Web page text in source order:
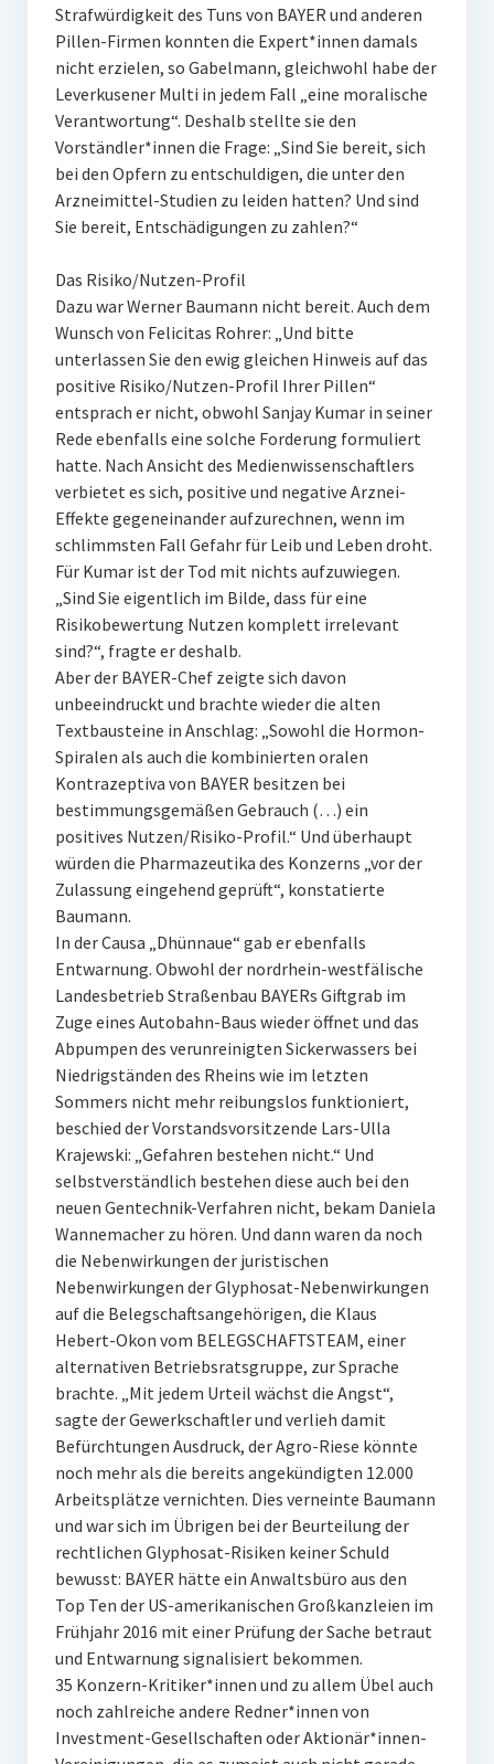
Strafwürdigkeit des Tuns von BAYER und anderen
Pillen-Firmen konnten die Expert*innen damals
nicht erzielen, so Gabelmann, gleichwohl habe der
Leverkusener Multi in jedem Fall „eine moralische
Verantwortung“. Deshalb stellte sie den
Vorständler*innen die Frage: „Sind Sie bereit, sich
bei den Opfern zu entschuldigen, die unter den
Arzneimittel-Studien zu leiden hatten? Und sind
Sie bereit, Entschädigungen zu zahlen?“
Das Risiko/Nutzen-Profil
Dazu war Werner Baumann nicht bereit. Auch dem
Wunsch von Felicitas Rohrer: „Und bitte
unterlassen Sie den ewig gleichen Hinweis auf das
positive Risiko/Nutzen-Profil Ihrer Pillen“
entsprach er nicht, obwohl Sanjay Kumar in seiner
Rede ebenfalls eine solche Forderung formuliert
hatte. Nach Ansicht des Medienwissenschaftlers
verbietet es sich, positive und negative Arznei-
Effekte gegeneinander aufzurechnen, wenn im
schlimmsten Fall Gefahr für Leib und Leben droht.
Für Kumar ist der Tod mit nichts aufzuwiegen.
„Sind Sie eigentlich im Bilde, dass für eine
Risikobewertung Nutzen komplett irrelevant
sind?“, fragte er deshalb.
Aber der BAYER-Chef zeigte sich davon
unbeeindruckt und brachte wieder die alten
Textbausteine in Anschlag: „Sowohl die Hormon-
Spiralen als auch die kombinierten oralen
Kontrazeptiva von BAYER besitzen bei
bestimmungsgemäßen Gebrauch (…) ein
positives Nutzen/Risiko-Profil.“ Und überhaupt
würden die Pharmazeutika des Konzerns „vor der
Zulassung eingehend geprüft“, konstatierte
Baumann.
In der Causa „Dhünnaue“ gab er ebenfalls
Entwarnung. Obwohl der nordrhein-westfälische
Landesbetrieb Straßenbau BAYERs Giftgrab im
Zuge eines Autobahn-Baus wieder öffnet und das
Abpumpen des verunreinigten Sickerwassers bei
Niedrigständen des Rheins wie im letzten
Sommers nicht mehr reibungslos funktioniert,
beschied der Vorstandsvorsitzende Lars-Ulla
Krajewski: „Gefahren bestehen nicht.“ Und
selbstverständlich bestehen diese auch bei den
neuen Gentechnik-Verfahren nicht, bekam Daniela
Wannemacher zu hören. Und dann waren da noch
die Nebenwirkungen der juristischen
Nebenwirkungen der Glyphosat-Nebenwirkungen
auf die Belegschaftsangehörigen, die Klaus
Hebert-Okon vom BELEGSCHAFTSTEAM, einer
alternativen Betriebsratsgruppe, zur Sprache
brachte. „Mit jedem Urteil wächst die Angst“,
sagte der Gewerkschaftler und verlieh damit
Befürchtungen Ausdruck, der Agro-Riese könnte
noch mehr als die bereits angekündigten 12.000
Arbeitsplätze vernichten. Dies verneinte Baumann
und war sich im Übrigen bei der Beurteilung der
rechtlichen Glyphosat-Risiken keiner Schuld
bewusst: BAYER hätte ein Anwaltsbüro aus den
Top Ten der US-amerikanischen Großkanzleien im
Frühjahr 2016 mit einer Prüfung der Sache betraut
und Entwarnung signalisiert bekommen.
35 Konzern-Kritiker*innen und zu allem Übel auch
noch zahlreiche andere Redner*innen von
Investment-Gesellschaften oder Aktionär*innen-